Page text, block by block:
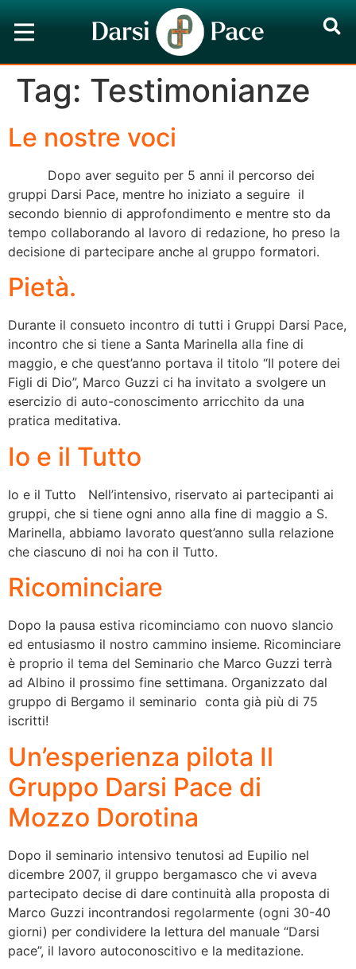
Tag: Testimonianze
Le nostre voci
Dopo aver seguito per 5 anni il percorso dei
gruppi Darsi Pace, mentre ho iniziato a seguire il
secondo biennio di approfondimento e mentre sto da
tempo collaborando al lavoro di redazione, ho preso la
decisione di partecipare anche al gruppo formatori.
Pietà.
Durante il consueto incontro di tutti i Gruppi Darsi Pace,
incontro che si tiene a Santa Marinella alla fine di
maggio, e che quest’anno portava il titolo “Il potere dei
Figli di Dio”, Marco Guzzi ci ha invitato a svolgere un
esercizio di auto-conoscimento arricchito da una
pratica meditativa.
Io e il Tutto
Io e il Tutto Nell’intensivo, riservato ai partecipanti ai
gruppi, che si tiene ogni anno alla fine di maggio a S.
Marinella, abbiamo lavorato quest’anno sulla relazione
che ciascuno di noi ha con il Tutto.
Ricominciare
Dopo la pausa estiva ricominciamo con nuovo slancio
ed entusiasmo il nostro cammino insieme. Ricominciare
è proprio il tema del Seminario che Marco Guzzi terrà
ad Albino il prossimo fine settimana. Organizzato dal
gruppo di Bergamo il seminario conta già più di 75
iscritti!
Un’esperienza pilota Il
Gruppo Darsi Pace di
Mozzo Dorotina
Dopo il seminario intensivo tenutosi ad Eupilio nel
dicembre 2007, il gruppo bergamasco che vi aveva
partecipato decise di dare continuità alla proposta di
Marco Guzzi incontrandosi regolarmente (ogni 30-40
giorni) per condividere la lettura del manuale “Darsi
pace”, il lavoro autoconoscitivo e la meditazione.